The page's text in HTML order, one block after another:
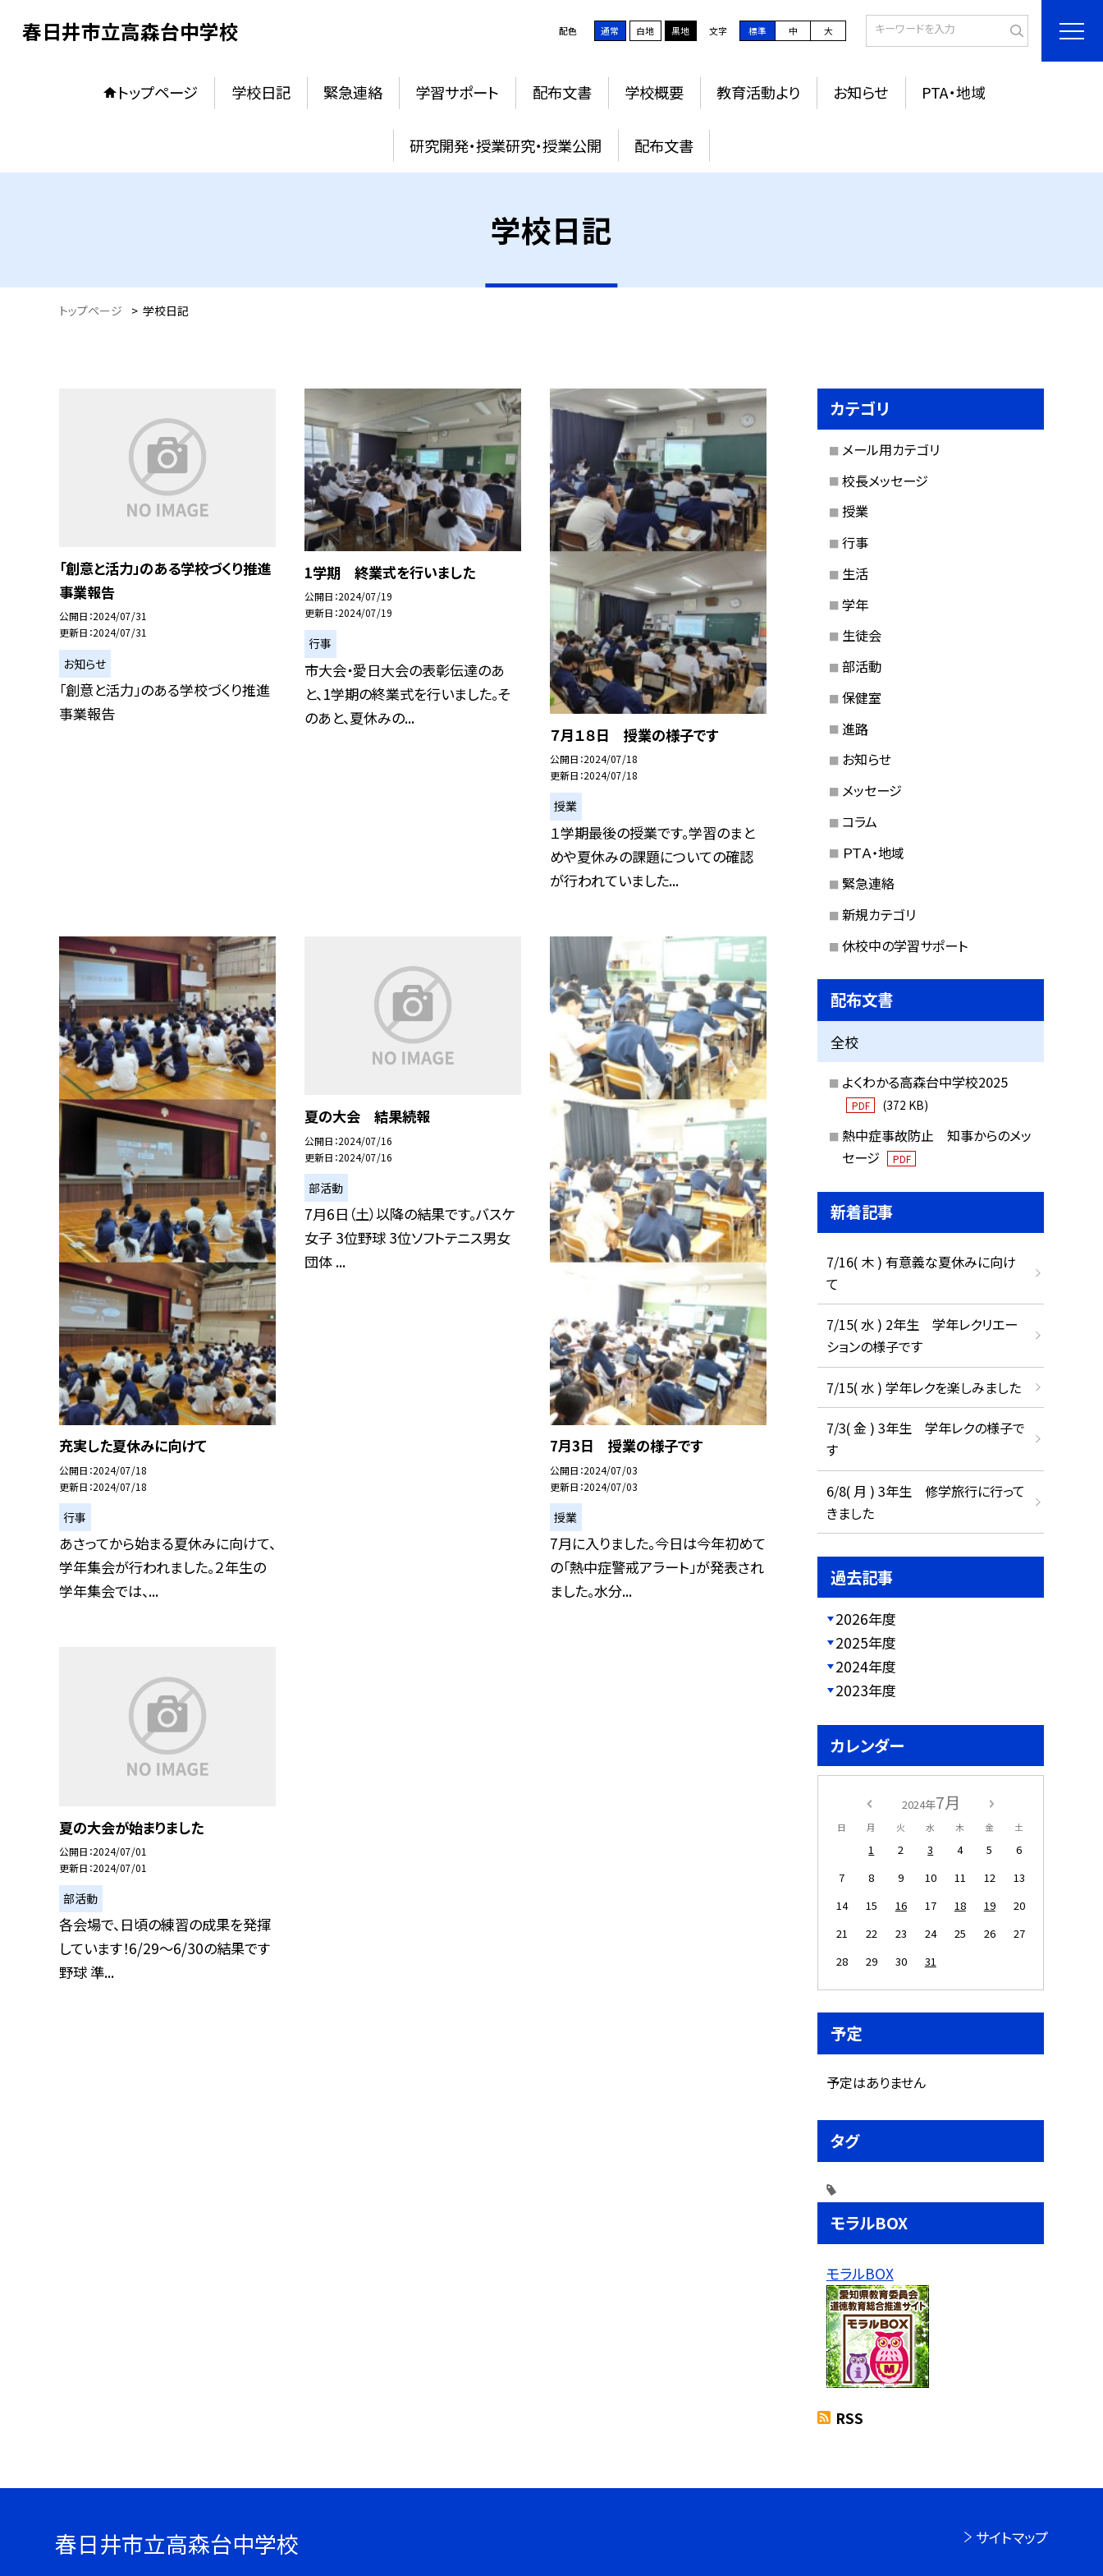
春日井市立高森台中学校 配色 通常 白地 黒地 文字 標準 中 大
トップページ 学校日記 緊急連絡 学習サポート 配布文書 学校概要 教育活動より お知らせ PTA・地域
研究開発・授業研究・授業公開 配布文書
学校日記
トップページ > 学校日記
「創意と活力」のある学校づくり推進
事業報告
公開日 2024/07/31
更新日 2024/07/31
お知らせ
「創意と活力」のある学校づくり推進
事業報告
1学期 終業式を行いました
公開日 2024/07/19
更新日 2024/07/19
行事
市大会・愛日大会の表彰伝達のあ
と、1学期の終業式を行いました。そ
のあと、夏休みの...
７月１８日 授業の様子です
公開日 2024/07/18
更新日 2024/07/18
授業
１学期最後の授業です。学習のまと
めや夏休みの課題についての確認
が行われていました...
充実した夏休みに向けて
公開日 2024/07/18
更新日 2024/07/18
行事
あさってから始まる夏休みに向けて、
学年集会が行われました。２年生の
学年集会では、...
夏の大会 結果続報
公開日 2024/07/16
更新日 2024/07/16
部活動
7月6日（土）以降の結果です。バスケ
女子 3位野球 3位ソフトテニス男女
団体 ...
7月3日 授業の様子です
公開日 2024/07/03
更新日 2024/07/03
授業
7月に入りました。今日は今年初めて
の「熱中症警戒アラート」が発表され
ました。水分...
夏の大会が始まりました
公開日 2024/07/01
更新日 2024/07/01
部活動
各会場で、日頃の練習の成果を発揮
しています！6/29～6/30の結果です
野球 準...
カテゴリ
メール用カテゴリ
校長メッセージ
授業
行事
生活
学年
生徒会
部活動
保健室
進路
お知らせ
メッセージ
コラム
ＰＴＡ・地域
緊急連絡
新規カテゴリ
休校中の学習サポート
配布文書
全校
よくわかる高森台中学校2025
PDF (372 KB)
熱中症事故防止 知事からのメッ
セージ
PDF
新着記事
7/16( 木 ) 有意義な夏休みに向け
て
7/15( 水 ) 2年生 学年レクリエー
ションの様子です
7/15( 水 ) 学年レクを楽しみました
7/3( 金 ) 3年生 学年レクの様子で
す
6/8( 月 ) 3年生 修学旅行に行って
きました
過去記事
2026年度
2025年度
2024年度
2023年度
カレンダー
2024年7月
日 月 火 水 木 金 土
1 2 3 4 5
6
7
8 9 10 11 12
13
14
15 16 17 18 19
20
21
22 23 24 25 26
27
28
29 30 31
予定
予定はありません
タグ
モラルBOX
モラルBOX
RSS
春日井市立高森台中学校 サイトマップ